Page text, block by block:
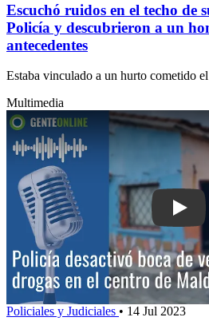
Escuchó ruidos en el techo de
Policía y descubrieron a un
antecedentes
Estaba vinculado a un hurto cometido el
Multimedia
Play:
Policiales y Judiciales • 14 Jul 2023